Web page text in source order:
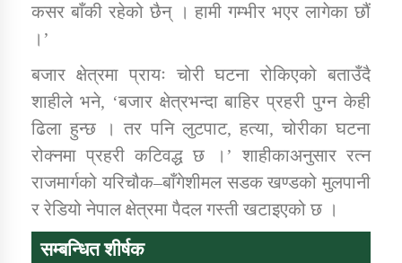
कसर बाँकी रहेको छैन् । हामी गम्भीर भएर लागेका छौं
।’
बजार क्षेत्रमा प्रायः चोरी घटना रोकिएको बताउँदै
शाहीले भने, ‘बजार क्षेत्रभन्दा बाहिर प्रहरी पुग्न केही
ढिला हुन्छ । तर पनि लुटपाट, हत्या, चोरीका घटना
रोक्नमा प्रहरी कटिवद्ध छ ।’ शाहीकाअनुसार रत्न
राजमार्गको यरिचौक–बाँगेशीमल सडक खण्डको मुलपानी
र रेडियो नेपाल क्षेत्रमा पैदल गस्ती खटाइएको छ ।
सम्बन्धित शीर्षक